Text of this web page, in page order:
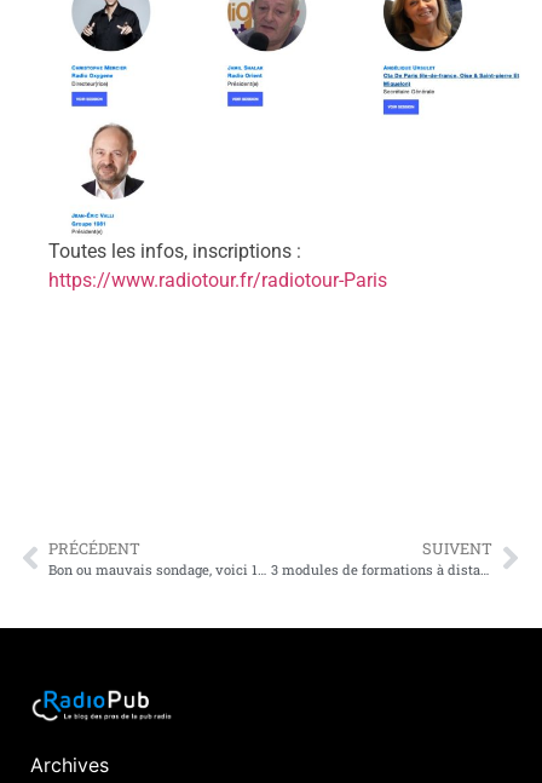
Toutes les infos, inscriptions :
https://www.radiotour.fr/radiotour-Paris
PRÉCÉDENT SUIVENT
3 modules de formations à distance pour les commerciaux radio
Archives